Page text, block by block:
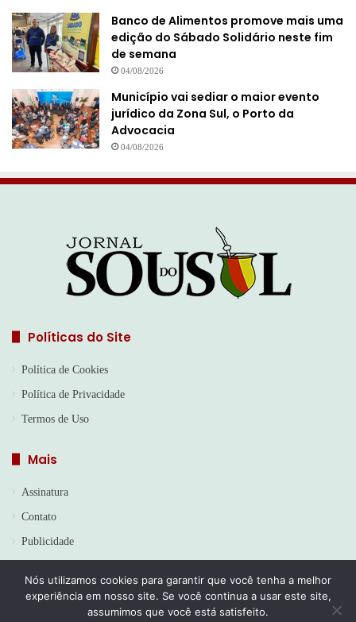
Banco de Alimentos promove mais uma
edição do Sábado Solidário neste fim
de semana
04/08/2026
Município vai sediar o maior evento
jurídico da Zona Sul, o Porto da
Advocacia
04/08/2026
Políticas do Site
Política de Cookies
Política de Privacidade
Termos de Uso
Mais
Assinatura
Contato
Publicidade
© Copyright 2026, Todos os direitos reservados | Jornal Sou do
Nós utilizamos cookies para garantir que você tenha a melhor
experiência em nosso site. Se você continua a usar este site,
assumimos que você está satisfeito.